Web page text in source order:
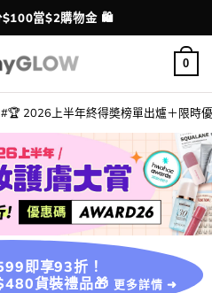
配送港澳
達通、PAYME、信用卡付款
0
🏆 2026上半年終得奬榜單出爐＋限時
即享93折！
貨裝禮品🎁 更多詳情 ➜